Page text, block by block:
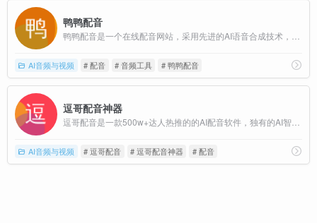
鸭鸭配音
AI音频与视频 # 配音 # 音频工具 # 鸭鸭配音
逗哥配音神器
AI音频与视频 # 逗哥配音 # 逗哥配音神器 # 配音